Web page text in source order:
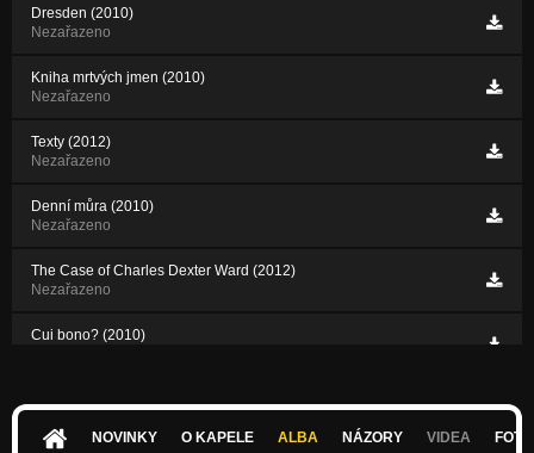
Dresden (2010)
Nezařazeno
Kniha mrtvých jmen (2010)
Nezařazeno
Texty (2012)
Nezařazeno
Denní můra (2010)
Nezařazeno
The Case of Charles Dexter Ward (2012)
Nezařazeno
Cui bono? (2010)
NOVINKY O KAPELE ALBA NÁZORY VIDEA